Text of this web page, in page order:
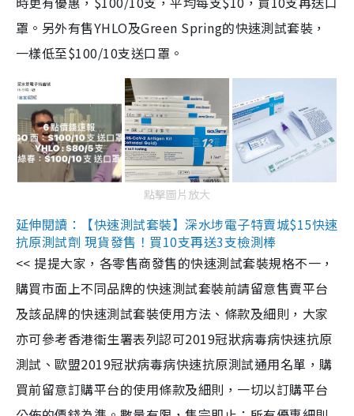
罩。另外有售YHLO及Green Spring的快速測試套裝，
一樣低至$100/10支送口罩。
點擊圖片放大
延伸閱讀：【快速測試套裝】深水埗電子特賣城$15快速
抗原測試劑 現貨發售！買10支再送3支檢測棒
<< 提提大家，各零售商發售的快速測試套裝規格不一，
購買市面上不同品牌的快速測試套裝前請留意售賣平台
及該品牌的快速測試套裝使用方法、條款及細則，大家
亦可參考香港衞生署表列認可2019冠狀病毒病快速抗原
測試、歐盟2019冠狀病毒病快速抗原測試通用名單，購
買前留意訂購平台的使用條款及細則，一切以訂購平台